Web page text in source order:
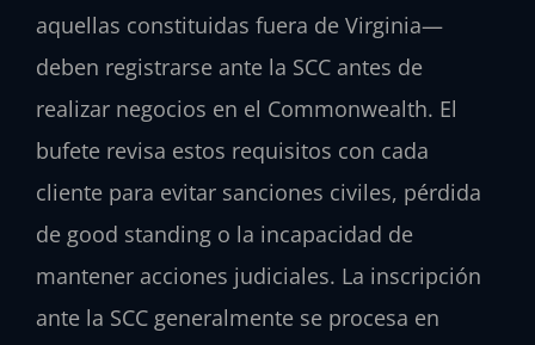
aquellas constituidas fuera de Virginia—
deben registrarse ante la SCC antes de
realizar negocios en el Commonwealth. El
bufete revisa estos requisitos con cada
cliente para evitar sanciones civiles, pérdida
de good standing o la incapacidad de
mantener acciones judiciales. La inscripción
ante la SCC generalmente se procesa en